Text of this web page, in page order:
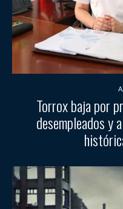
Torrox baja por
desempleados y